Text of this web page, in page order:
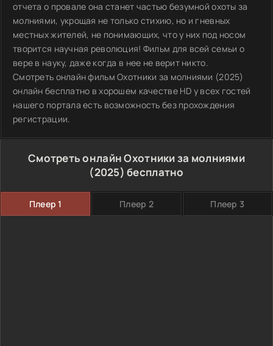
отчета о провале она станет частью безумной охоты за
молниями, укрощая не только стихию, но и гневных
местных жителей, не понимающих, что у них под носом
творится научная революция! Фильм для всей семьи о
вере в науку, даже когда в нее не верит никто.
Смотреть онлайн фильм Охотники за молниями (2025)
онлайн бесплатно в хорошем качестве HD у всех гостей
нашего портала есть возможность без прохождения
регистрации.
Смотреть онлайн Охотники за молниями
(2025) бесплатно
Плеер 1 Плеер 2 Плеер 3